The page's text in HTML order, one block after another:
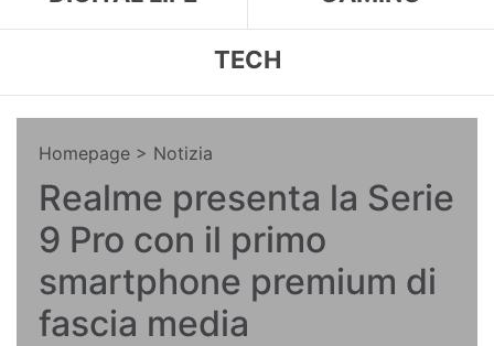
TECH
Homepage > Notizia
Realme presenta la Serie
9 Pro con il primo
smartphone premium di
fascia media